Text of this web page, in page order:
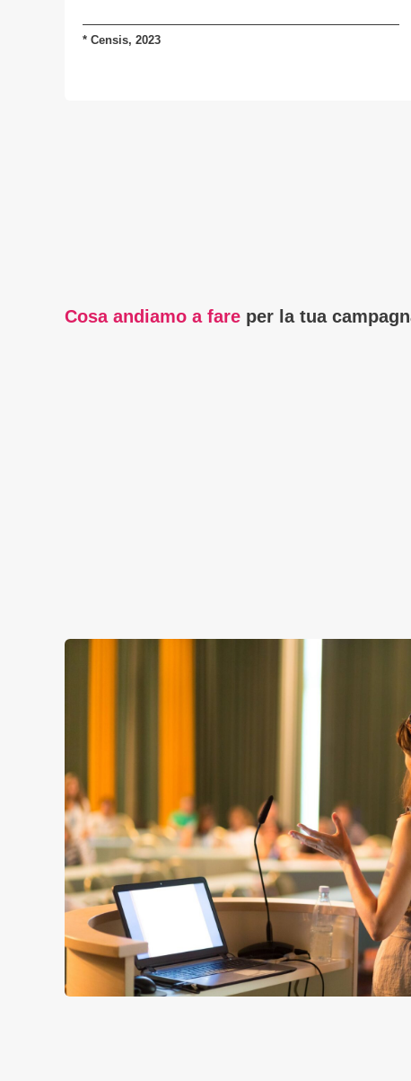
* Censis, 2023
Cosa andiamo a fare per la tua